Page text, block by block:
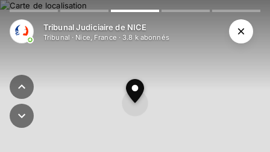
Aller au contenu principal
Tribunal Judiciaire de NICE
Tribunal · Nice, France ·3.8 kabonnés